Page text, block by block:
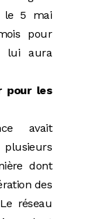
le 5 mai
pour
lui aura
pour les
avait
dont
des
réseau